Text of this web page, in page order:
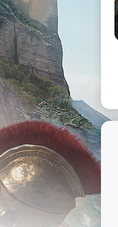
2:
-
GB
Assassin's Creed
Shadows
Размер: 117 GB